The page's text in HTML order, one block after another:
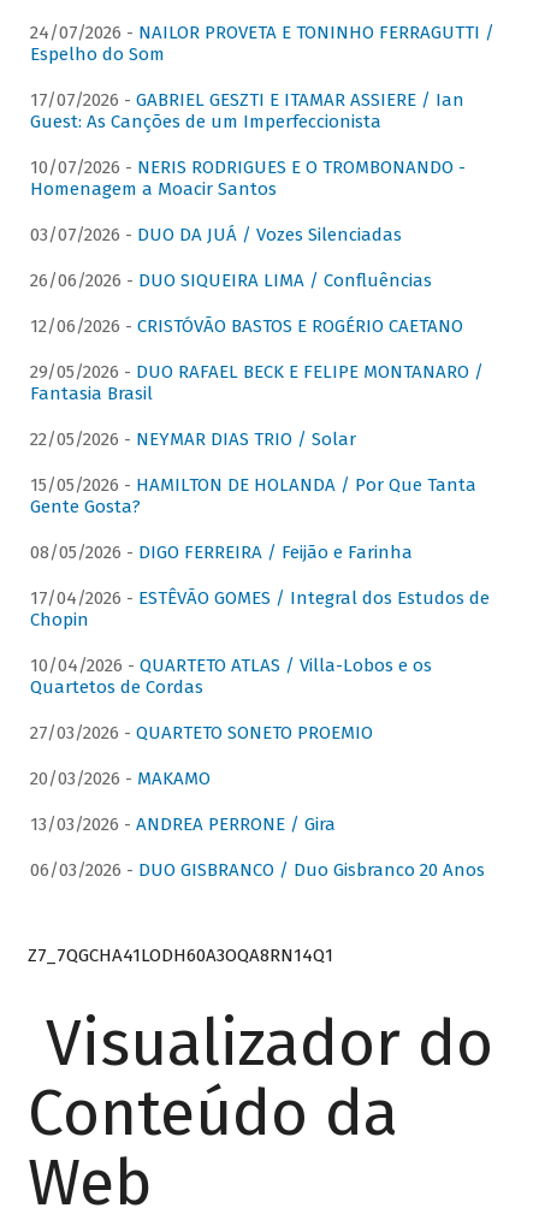
24/07/2026 - NAILOR PROVETA E TONINHO FERRAGUTTI /
Espelho do Som
17/07/2026 - GABRIEL GESZTI E ITAMAR ASSIERE / Ian
Guest: As Canções de um Imperfeccionista
10/07/2026 - NERIS RODRIGUES E O TROMBONANDO -
Homenagem a Moacir Santos
03/07/2026 - DUO DA JUÁ / Vozes Silenciadas
26/06/2026 - DUO SIQUEIRA LIMA / Confluências
12/06/2026 - CRISTÓVÃO BASTOS E ROGÉRIO CAETANO
29/05/2026 - DUO RAFAEL BECK E FELIPE MONTANARO /
Fantasia Brasil
22/05/2026 - NEYMAR DIAS TRIO / Solar
15/05/2026 - HAMILTON DE HOLANDA / Por Que Tanta
Gente Gosta?
08/05/2026 - DIGO FERREIRA / Feijão e Farinha
17/04/2026 - ESTÊVÃO GOMES / Integral dos Estudos de
Chopin
10/04/2026 - QUARTETO ATLAS / Villa-Lobos e os
Quartetos de Cordas
27/03/2026 - QUARTETO SONETO PROEMIO
20/03/2026 - MAKAMO
13/03/2026 - ANDREA PERRONE / Gira
06/03/2026 - DUO GISBRANCO / Duo Gisbranco 20 Anos
Z7_7QGCHA41LODH60A3OQA8RN14Q1
Visualizador do
Conteúdo da
Web